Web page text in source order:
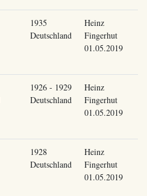
1935
Deutschland
Heinz
Fingerhut
01.05.2019
1926 - 1929
Deutschland
Heinz
Fingerhut
01.05.2019
1928
Deutschland
Heinz
Fingerhut
01.05.2019